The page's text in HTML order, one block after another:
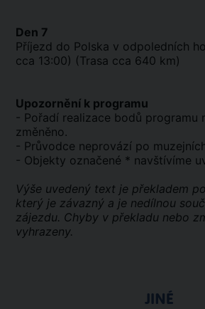
Den 7
Příjezd do Polska v odpoledních
cca 13:00) (Trasa cca 640 km)
Upozornění k programu
- Pořadí realizace bodů programu
změněno.
- Průvodce neprovází po
- Objekty označené * navštívíme
Výše uvedený text je překladem
který je závazný a je nedílnou
zájezdu. Chyby v překladu nebo
vyhrazeny.
JINÉ